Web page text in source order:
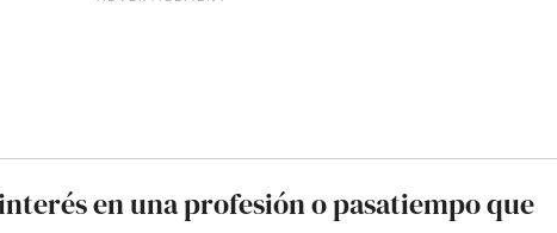
en una profesión o pasatiempo que